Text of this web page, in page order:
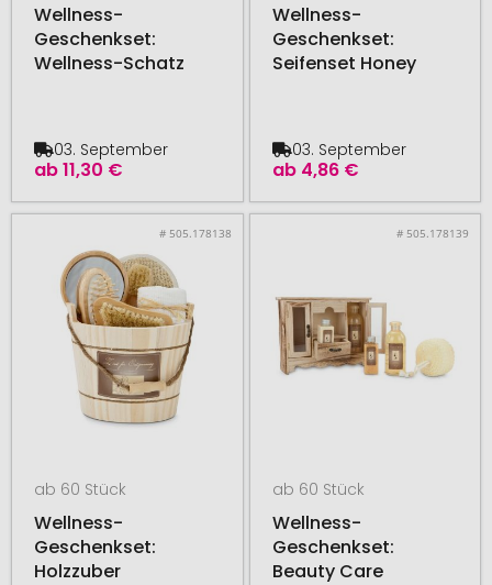
Wellness-
Geschenkset:
Wellness-Schatz
ab11,30 €
03. September
Wellness-
Geschenkset:
Seifenset Honey
ab 4,86 €
03. September
# 505.178138
ab 60 Stück
Wellness-
Geschenkset:
Holzzuber
# 505.178139
ab 60 Stück
Wellness-
Geschenkset:
Beauty Care